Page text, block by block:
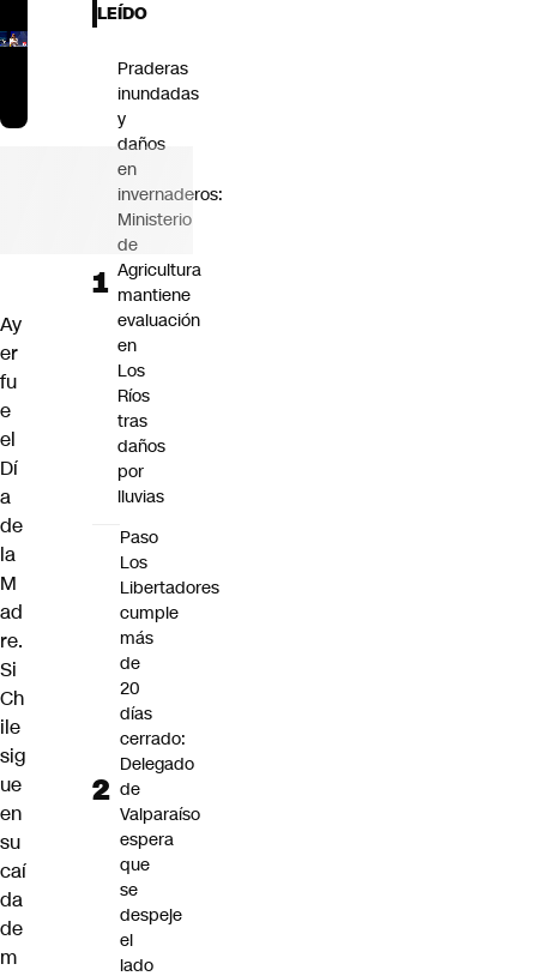
Ay
er
fu
e
el
Dí
a
de
la
M
ad
re.
Si
Ch
ile
sig
ue
en
su
caí
da
de
m
LEÍDO
Praderas
inundadas
y
daños
en
invernaderos:
Ministerio
de
Agricultura
mantiene
evaluación
en
Los
Ríos
tras
daños
por
lluvias
Paso
Los
Libertadores
cumple
más
de
20
días
cerrado:
Delegado
de
Valparaíso
espera
que
se
despeje
el
lado